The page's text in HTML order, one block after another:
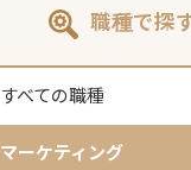
職種で探
すべての職種
マーケティング